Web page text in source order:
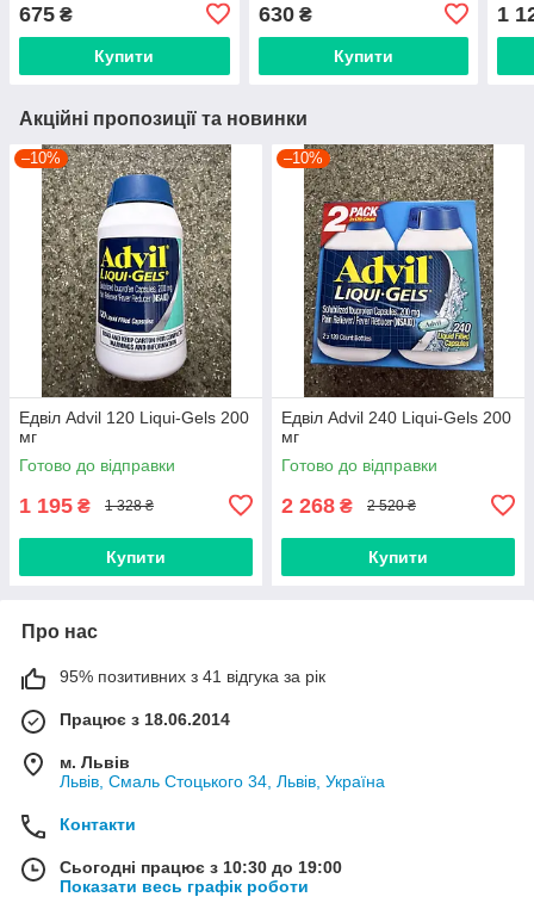
675 ₴
Купити
630₴
Купити
1
Акційні пропозиції та новинки
–10%
Едвіл Advil 120 Liqui-Gels 200
мг
Готово до відправки
1 195 ₴ 1 328 ₴
Купити
–10%
Едвіл Advil 240 Liqui-Gels 200
мг
Готово до відправки
2 268 ₴ 2 520 ₴
Купити
Про нас
95% позитивних з 41 відгука за рік
Працює з 18.06.2014
м. Львів
Львів, Смаль Стоцького 34, Львів, Україна
Контакти
Сьогодні працює з 10:30 до 19:00
Показати весь графік роботи